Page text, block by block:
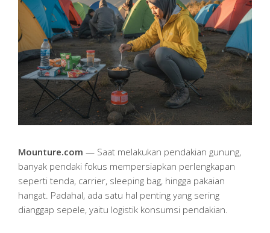
Mounture.com — Saat melakukan pendakian gunung,
banyak pendaki fokus mempersiapkan perlengkapan
seperti tenda, carrier, sleeping bag, hingga pakaian
hangat. Padahal, ada satu hal penting yang sering
dianggap sepele, yaitu logistik konsumsi pendakian.